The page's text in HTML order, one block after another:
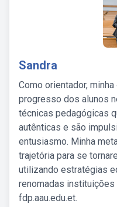
Sandra
Como orientador,
progresso dos alunos
técnicas pedagógicas
autênticas e são
entusiasmo. Minha
trajetória para se
utilizando estratégias
renomadas
fdp.aau.edu.et.